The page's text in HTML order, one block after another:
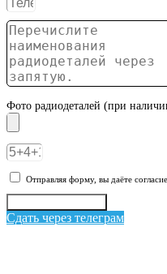
Фото радиодеталей (при
Отправляя форму, вы даёте
Сдать через телеграм